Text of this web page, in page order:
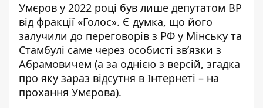
Умєров у 2022 році був лише депутатом ВР
від фракції «Голос». Є думка, що його
залучили до переговорів з РФ у Мінську та
Стамбулі саме через особисті звʼязки з
Абрамовичем (а за однією з версій, згадка
про яку зараз відсутня в Інтернеті – на
прохання Умєрова).